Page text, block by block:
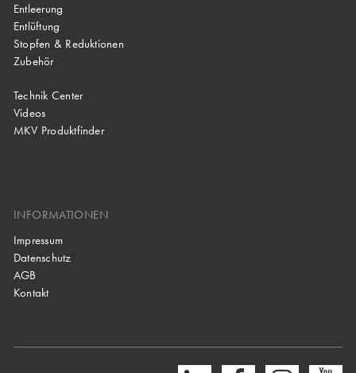
Entleerung
Entlüftung
Stopfen & Reduktionen
Zubehör
Technik Center
Videos
MKV Produktfinder
INFORMATIONEN
Impressum
Datenschutz
AGB
Kontakt